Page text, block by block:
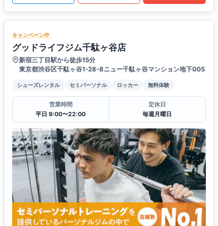
キャンペーン中
グッドライフジム千駄ヶ谷店
新宿三丁目駅から徒歩15分
東京都渋谷区千駄ヶ谷1-28-8ニュー千駄ヶ谷マンション地下005
シューズレンタル セミパーソナル ロッカー 無料体験
営業時間
平日 9:00〜22:00
定休日
毎週月曜日